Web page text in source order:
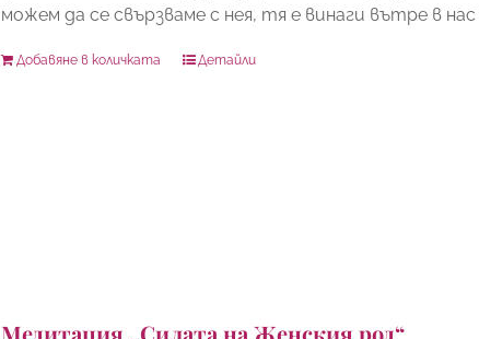
можем да се свързваме с нея, тя е винаги вътре в
Добавяне в количката Детайли
Медитация „Силата на Женския род“